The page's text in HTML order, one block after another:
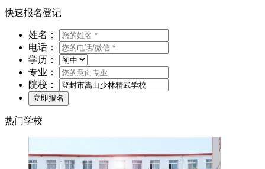
快速报名登记
姓名：
电话：
学历：
专业：
院校：
热门学校